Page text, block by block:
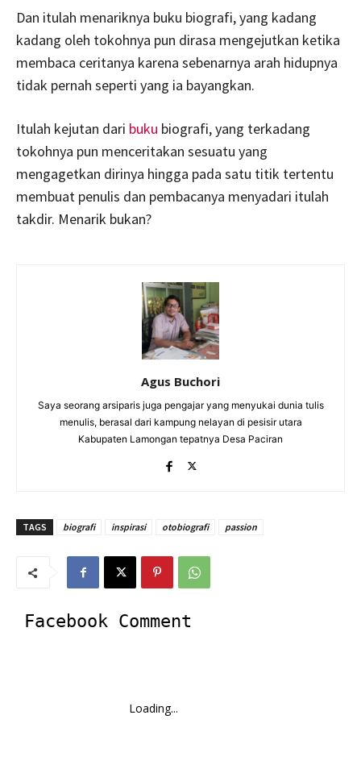
Dan itulah menariknya buku biografi, yang kadang
kadang oleh tokohnya pun dirasa mengejutkan ketika
membaca ceritanya karena sebenarnya arah hidupnya
tidak pernah seperti yang ia bayangkan.
Itulah kejutan dari buku biografi, yang terkadang
tokohnya pun menceritakan sesuatu yang
mengagetkan dirinya hingga pada satu titik tertentu
membuat penulis dan pembacanya menyadari itulah
takdir. Menarik bukan?
Agus Buchori
Saya seorang arsiparis juga pengajar yang menyukai dunia tulis
menulis, berasal dari kampung nelayan di pesisir utara
Kabupaten Lamongan tepatnya Desa Paciran
TAGS biografi inspirasi otobiografi passion
Facebook Comment
Loading...